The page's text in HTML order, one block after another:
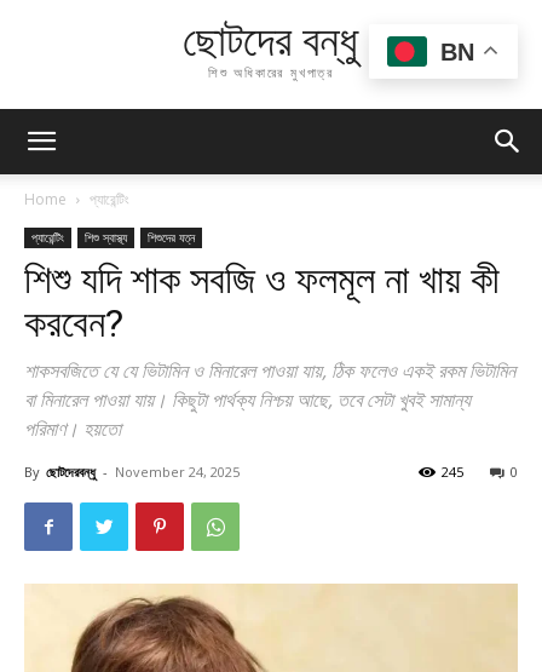
ছোটদের বন্ধু
শিশু অধিকারের মুখপাত্র
Home প্যারেন্টিং
প্যারেন্টিং শিশু স্বাস্থ্য শিশুদের যত্ন
শিশু যদি শাক সবজি ও ফলমূল না খায় কী
করবেন?
শাকসবজিতে যে যে ভিটামিন ও মিনারেল পাওয়া যায়, ঠিক ফলেও একই রকম ভিটামিন
বা মিনারেল পাওয়া যায়। কিছুটা পার্থক্য নিশ্চয় আছে, তবে সেটা খুবই সামান্য
পরিমাণ। হয়তো
By ছোটদেরবন্ধু - November 24, 2025 0
245
BN